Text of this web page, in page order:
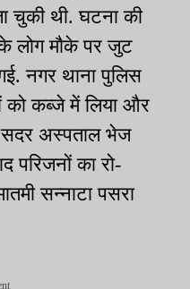
चुकी थी. घटना की
लोग मौके पर जुट
नगर थाना पुलिस
को कब्जे में लिया और
सदर अस्पताल भेज
परिजनों का रो-
सन्नाटा पसरा